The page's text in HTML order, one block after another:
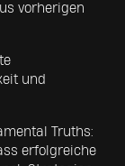
vorherigen
und
Truths:
erfolgreiche